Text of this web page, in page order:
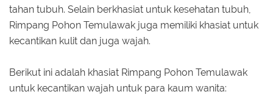
tahan tubuh. Selain berkhasiat untuk kesehatan tubuh,
Rimpang Pohon Temulawak juga memiliki khasiat untuk
kecantikan kulit dan juga wajah.
Berikut ini adalah khasiat Rimpang Pohon Temulawak
untuk kecantikan wajah untuk para kaum wanita: